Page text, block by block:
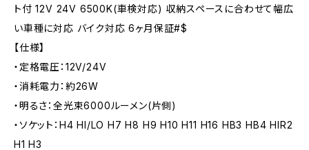
ト付 12V 24V 6500K(車検対応) 収納スペースに合わせて幅広
い車種に対応 バイク対応 6ヶ月保証#$
【仕様】
・定格電圧：12V/24V
・消耗電力：約26W
・明るさ：全光束6000ルーメン(片側)
・ソケット：H4 HI/LO H7 H8 H9 H10 H11 H16 HB3 HB4 HIR2
H1 H3